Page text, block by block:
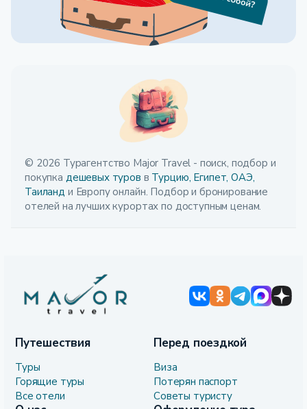
© 2026 Турагентство Major Travel - поиск, подбор и
покупка дешевых туров в Турцию, Египет, ОАЭ,
Таиланд и Европу онлайн. Подбор и бронирование
отелей на лучших курортах по доступным ценам.
Путешествия
Туры
Горящие туры
Все отели
Перед поездкой
Виза
Потерян паспорт
Советы туристу